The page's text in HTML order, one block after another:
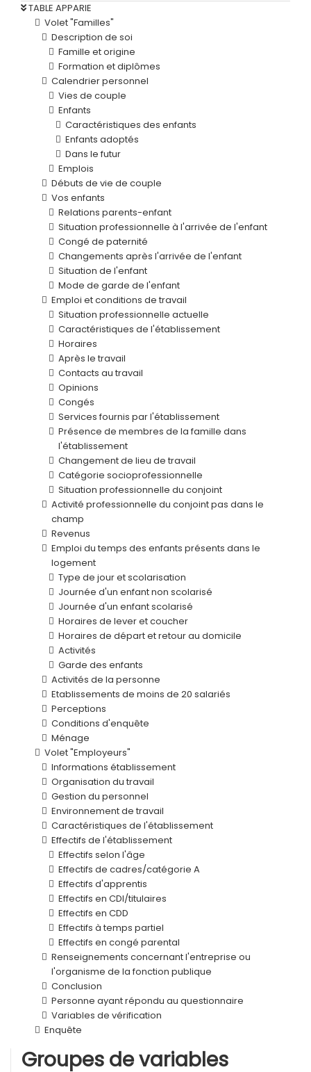
TABLE APPARIE
Volet "Familles"
Description de soi
Famille et origine
Formation et diplômes
Calendrier personnel
Vies de couple
Enfants
Caractéristiques des enfants
Enfants adoptés
Dans le futur
Emplois
Débuts de vie de couple
Vos enfants
Relations parents-enfant
Situation professionnelle à l'arrivée de l'enfant
Congé de paternité
Changements après l'arrivée de l'enfant
Situation de l'enfant
Mode de garde de l'enfant
Emploi et conditions de travail
Situation professionnelle actuelle
Caractéristiques de l'établissement
Horaires
Après le travail
Contacts au travail
Opinions
Congés
Services fournis par l'établissement
Présence de membres de la famille dans
l'établissement
Changement de lieu de travail
Catégorie socioprofessionnelle
Situation professionnelle du conjoint
Activité professionnelle du conjoint pas dans le
champ
Revenus
Emploi du temps des enfants présents dans le
logement
Type de jour et scolarisation
Journée d'un enfant non scolarisé
Journée d'un enfant scolarisé
Horaires de lever et coucher
Horaires de départ et retour au domicile
Activités
Garde des enfants
Activités de la personne
Etablissements de moins de 20 salariés
Perceptions
Conditions d'enquête
Ménage
Volet "Employeurs"
Informations établissement
Organisation du travail
Gestion du personnel
Environnement de travail
Caractéristiques de l'établissement
Effectifs de l'établissement
Effectifs selon l'âge
Effectifs de cadres/catégorie A
Effectifs d'apprentis
Effectifs en CDI/titulaires
Effectifs en CDD
Effectifs à temps partiel
Effectifs en congé parental
Renseignements concernant l'entreprise ou
l'organisme de la fonction publique
Conclusion
Personne ayant répondu au questionnaire
Variables de vérification
Enquête
Groupes de variables